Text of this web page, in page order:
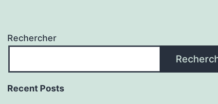
Rechercher
Recent Posts